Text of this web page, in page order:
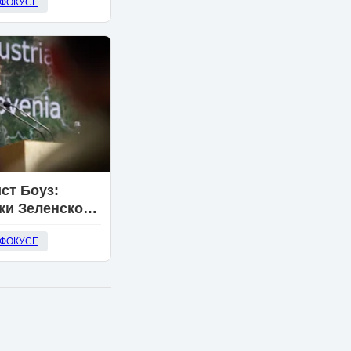
по-
Боуз:
Зеленского